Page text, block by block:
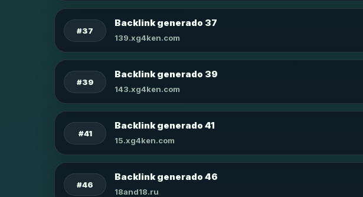
#37
Backlink generado 37
139.xg4ken.com
#39
Backlink generado 39
143.xg4ken.com
#41
Backlink generado 41
15.xg4ken.com
#46
Backlink generado 46
18and18.ru